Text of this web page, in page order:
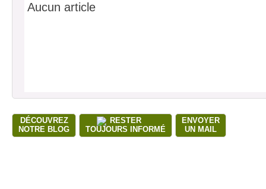
Aucun article
DÉCOUVREZ
NOTRE BLOG
RESTER
TOUJOURS INFORMÉ
ENVOYER
UN MAIL